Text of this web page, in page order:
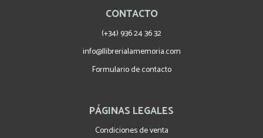
CONTACTO
(+34) 936 24 36 32
info@llibrerialamemoria.com
Formulario de contacto
PÁGINAS LEGALES
Condiciones de venta